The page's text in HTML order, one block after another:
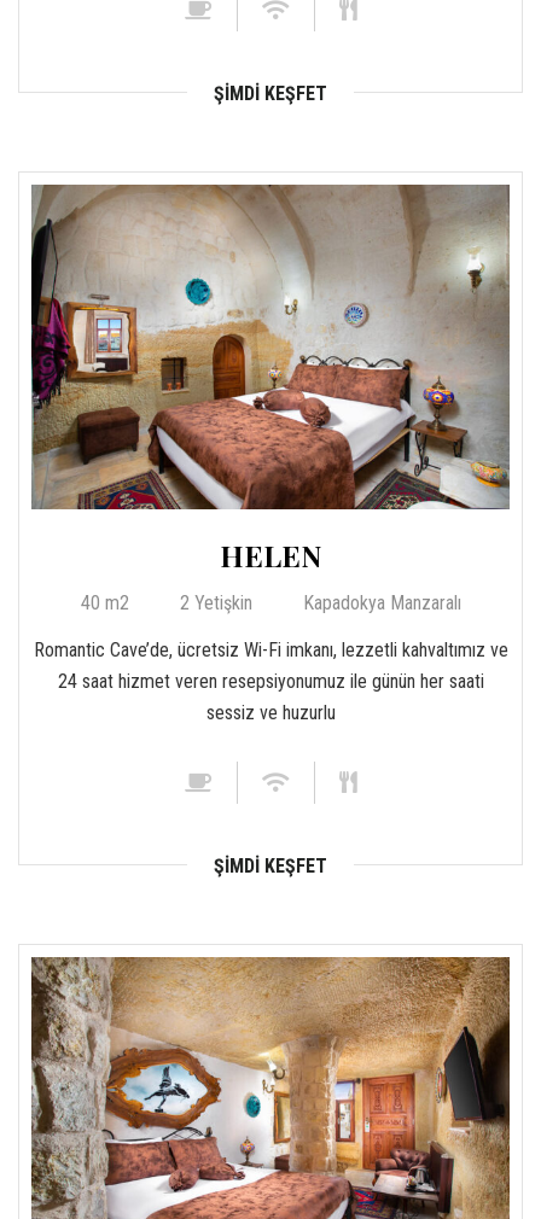
ŞIMDI KEŞFET
HELEN
40 m2 2 Yetişkin Kapadokya Manzaralı
Romantic Cave’de, ücretsiz Wi-Fi imkanı, lezzetli kahvaltımız ve
24 saat hizmet veren resepsiyonumuz ile günün her saati
sessiz ve huzurlu
ŞIMDI KEŞFET